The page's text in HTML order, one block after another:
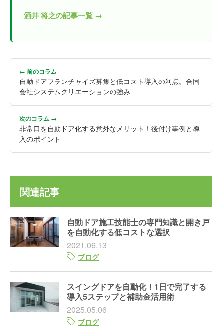
酒井 将之の記事一覧 →
← 前のコラム
自動ドアフランチャイズ募集と低コスト導入の利点。合同
会社システムクリエーションの強み
次のコラム →
非常口を自動ドア化する意外なメリット！後付け事例と導
入のポイント
関連記事
自動ドア施工技能士の専門知識と開き戸
を自動化する低コストな選択
2021.06.13
ブログ
スイングドアを自動化！1日で完了する
導入5ステップと補助金活用術
2025.05.06
ブログ